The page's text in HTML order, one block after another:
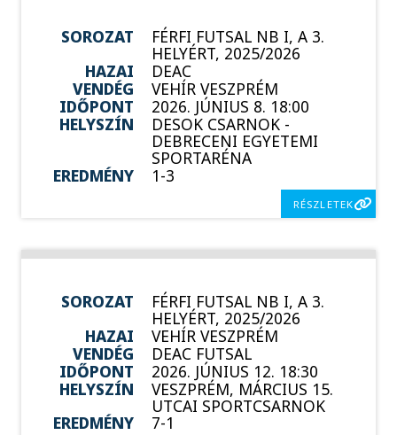
SOROZAT FÉRFI FUTSAL NB I, A 3.
HELYÉRT, 2025/2026
HAZAI
DEAC
VENDÉG
VEHÍR VESZPRÉM
IDŐPONT
2026. JÚNIUS 8. 18:00
HELYSZÍN
DESOK CSARNOK -
DEBRECENI EGYETEMI
SPORTARÉNA
EREDMÉNY
1-3
RÉSZLETEK
SOROZAT FÉRFI FUTSAL NB I, A 3.
HELYÉRT, 2025/2026
HAZAI
VEHÍR VESZPRÉM
VENDÉG
DEAC FUTSAL
IDŐPONT
2026. JÚNIUS 12. 18:30
HELYSZÍN
VESZPRÉM, MÁRCIUS 15.
UTCAI SPORTCSARNOK
EREDMÉNY
7-1